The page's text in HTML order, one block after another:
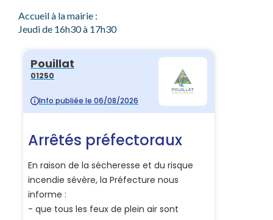
Accueil à la mairie :
Jeudi de 16h30 à 17h30